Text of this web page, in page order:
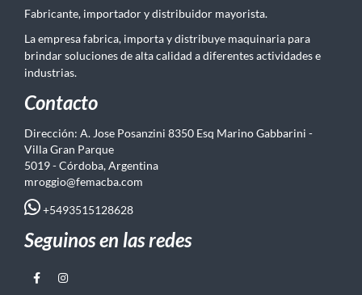
Fabricante, importador y distribuidor mayorista.
La empresa fabrica, importa y distribuye maquinaria para
brindar soluciones de alta calidad a diferentes actividades e
industrias.
Contacto
Dirección: A. Jose Posanzini 8350 Esq Marino Gabbarini -
Villa Gran Parque
5019 - Córdoba, Argentina
mroggio@femacba.com
+5493515128628
Seguinos en las redes